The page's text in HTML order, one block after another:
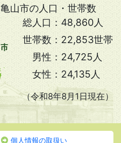
亀山市の人口・世帯数
総人口： 48,860人
世帯数： 22,853世帯
男性： 24,725人
女性： 24,135人
（令和8年8月1日現在）
個人情報の取扱い